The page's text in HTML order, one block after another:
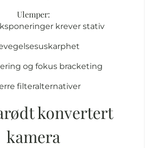
Ulemper:
krever stativ
og fokus bracketing
filteralternativer
konvertert
kamera